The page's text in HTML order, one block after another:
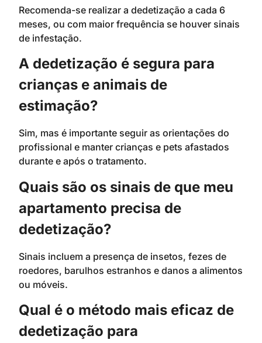
Recomenda-se realizar a dedetização a cada 6
meses, ou com maior frequência se houver sinais
de infestação.
A dedetização é segura para
crianças e animais de
estimação?
Sim, mas é importante seguir as orientações do
profissional e manter crianças e pets afastados
durante e após o tratamento.
Quais são os sinais de que meu
apartamento precisa de
dedetização?
Sinais incluem a presença de insetos, fezes de
roedores, barulhos estranhos e danos a alimentos
ou móveis.
Qual é o método mais eficaz de
dedetização para